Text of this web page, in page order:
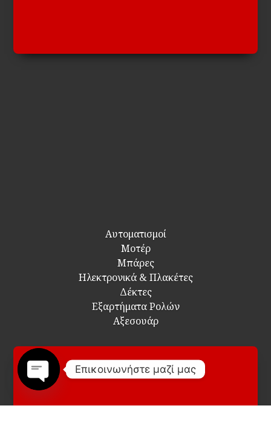
Αυτοματισμοί
Μοτέρ
Μπάρες
Ηλεκτρονικά & Πλακέτες
Δέκτες
Εξαρτήματα Ρολών
Αξεσουάρ
Επικοινωνήστε μαζί μας
chaty